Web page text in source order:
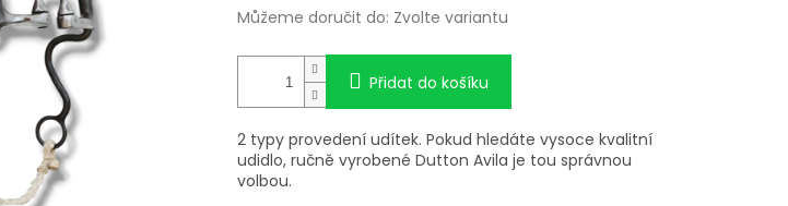
Můžeme doručit do: Zvolte variantu
Přidat do košíku
2 typy provedení udítek. Pokud hledáte vysoce kvalitní
udidlo, ručně vyrobené Dutton Avila je tou správnou
volbou.